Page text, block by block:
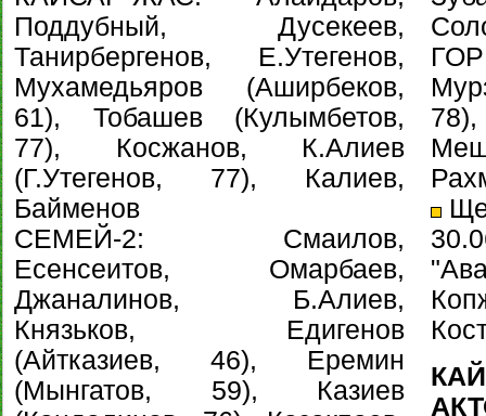
Поддубный, Дусекеев,
Танирбергенов, Е.Утегенов,
Мухамедьяров (Аширбеков,
61), Тобашев (Кулымбетов,
77), Косжанов, К.Алиев
(Г.Утегенов, 77), Калиев,
Байменов
СЕМЕЙ-2: Смаилов,
Есенсеитов, Омарбаев,
Джаналинов, Б.Алиев,
Князьков, Едигенов
(Айтказиев, 46), Еремин
(Мынгатов, 59), Казиев